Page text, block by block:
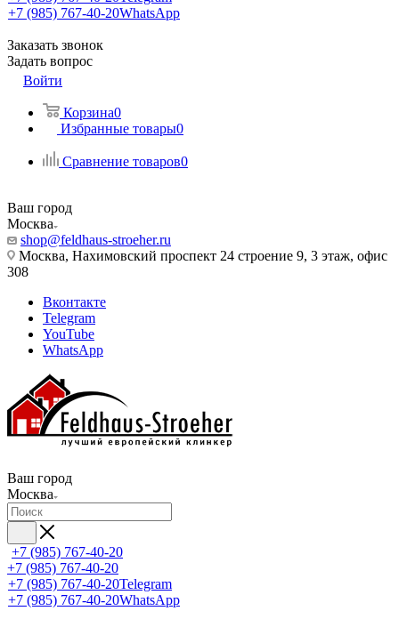
+7 (985) 767-40-20WhatsApp
Заказать звонок
Задать вопрос
Войти
Корзина0
Избранные товары0
Сравнение товаров0
Ваш город
Москва
shop@feldhaus-stroeher.ru
Москва, Нахимовский проспект 24 строение 9, 3 этаж, офис
308
Вконтакте
Telegram
YouTube
WhatsApp
Ваш город
Москва
+7 (985) 767-40-20
+7 (985) 767-40-20
+7 (985) 767-40-20Telegram
+7 (985) 767-40-20WhatsApp